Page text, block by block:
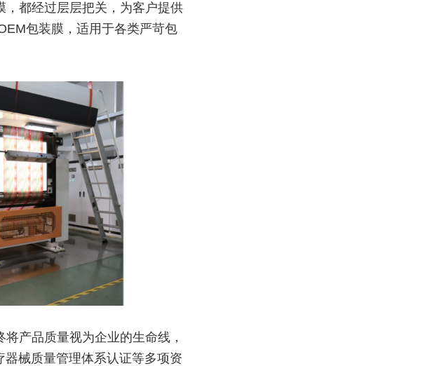
都经过层层把关，为客户提供
包装膜，适用于各类严苛包
产品质量视为企业的生命线，
械质量管理体系认证等多项资